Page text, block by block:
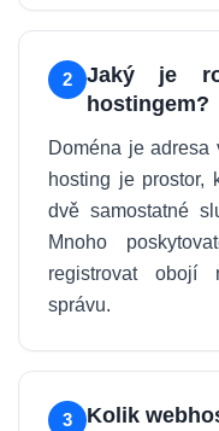
2
Jaký je
hostingem?
Doména je adresa
hosting je prostor,
dvě samostatné
Mnoho
registrovat obojí
správu.
3 Kolik